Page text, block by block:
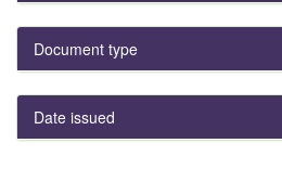
Document type
Date issued